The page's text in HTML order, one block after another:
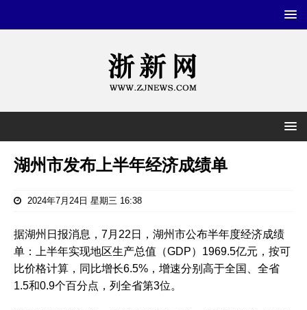
湖州市发布上半年经济成绩单
2024年7月24日 星期三 16:38
据湖州日报消息，7月22日，湖州市公布半年度经济成绩
单：上半年实现地区生产总值（GDP）1969.5亿元，按可
比价格计算，同比增长6.5%，增速分别高于全国、全省
1.5和0.9个百分点，列全省第3位。